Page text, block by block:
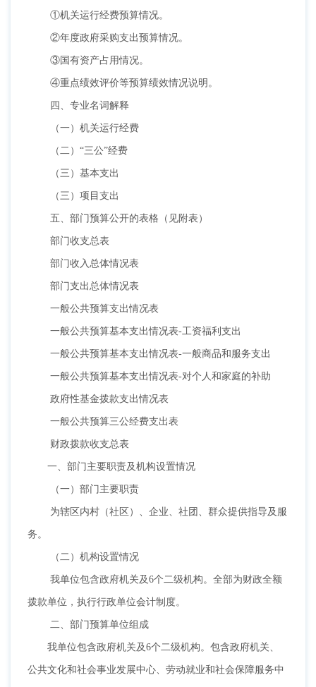
①机关运行经费预算情况。
②年度政府采购支出预算情况。
③国有资产占用情况。
④重点绩效评价等预算绩效情况说明。
四、专业名词解释
（一）机关运行经费
（二） “三公”经费
（三）基本支出
（三）项目支出
五、部门预算公开的表格（见附表）
部门收支总表
部门收入总体情况表
部门支出总体情况表
一般公共预算支出情况表
一般公共预算基本支出情况表-工资福利支出
一般公共预算基本支出情况表-一般商品和服务支出
一般公共预算基本支出情况表-对个人和家庭的补助
政府性基金拨款支出情况表
一般公共预算三公经费支出表
财政拨款收支总表
一、部门主要职责及机构设置情况
（一）部门主要职责
为辖区内村（社区）、企业、社团、群众提供指导及服
务。
（二）机构设置情况
我单位包含政府机关及6个二级机构。全部为财政全额
拨款单位，执行行政单位会计制度。
二、部门预算单位组成
我单位包含政府机关及6个二级机构。包含政府机关、
公共文化和社会事业发展中心、劳动就业和社会保障服务中